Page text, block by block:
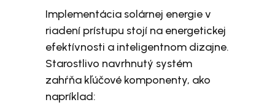
Implementácia solárnej energie v
riadení prístupu stojí na energetickej
efektívnosti a inteligentnom dizajne.
Starostlivo navrhnutý systém
zahŕňa kľúčové komponenty, ako
napríklad: